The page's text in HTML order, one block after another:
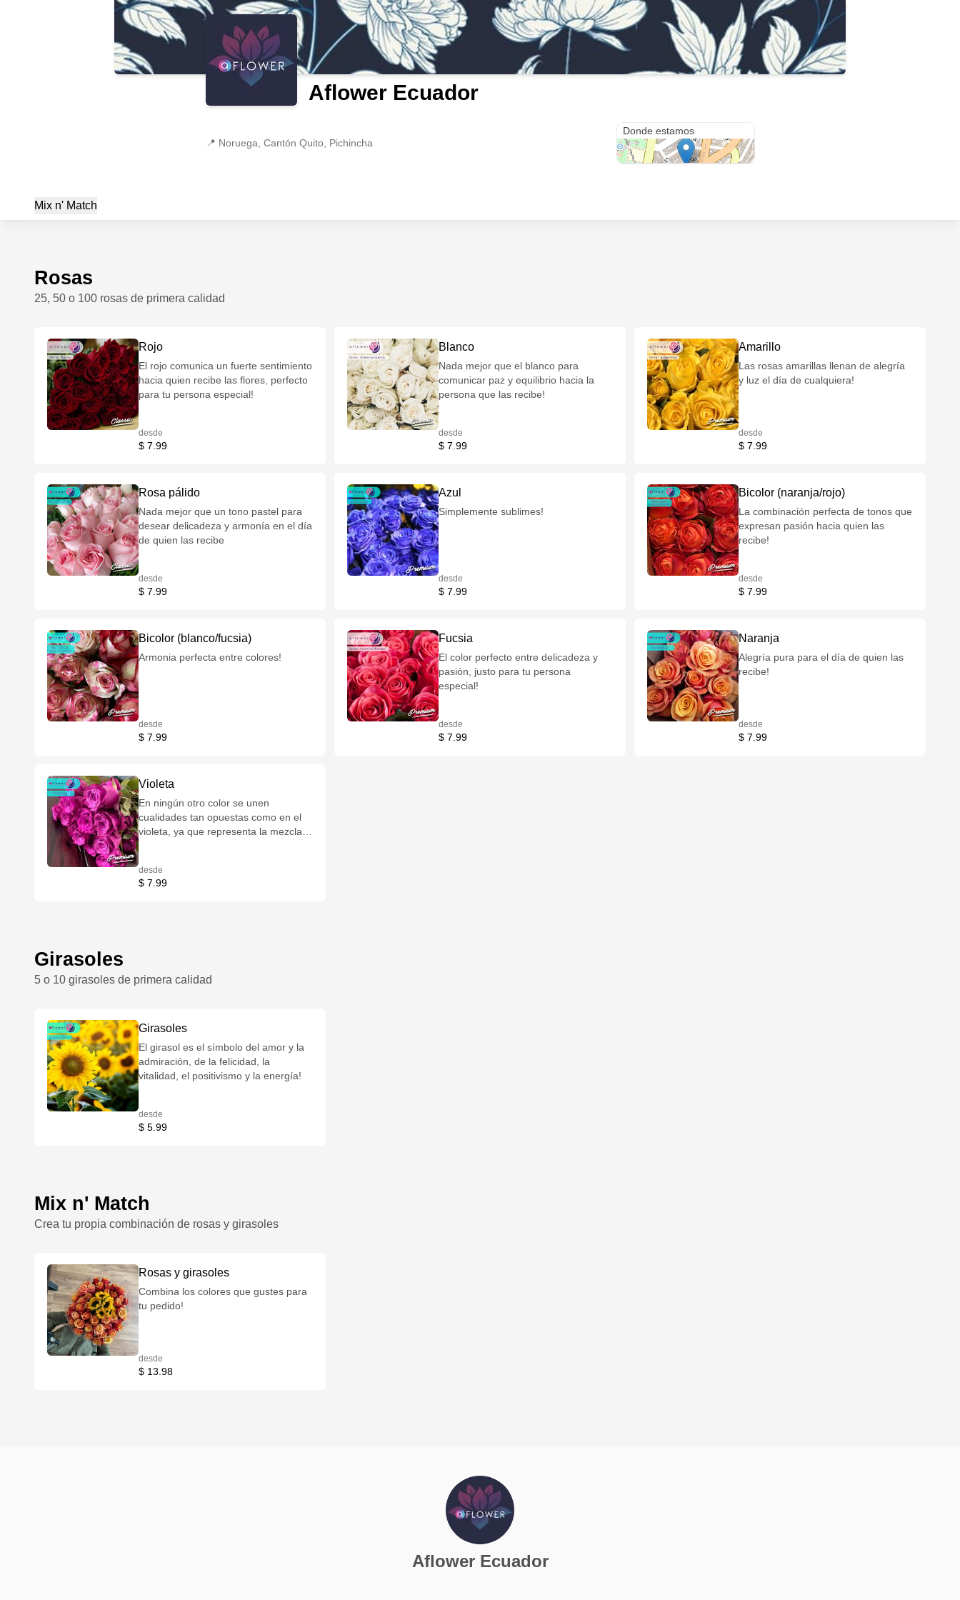
Aflower Ecuador
📍 Noruega, Cantón Quito, Pichincha
Donde estamos
Mix n' Match
Rosas
25, 50 o 100 rosas de primera calidad
Rojo
El rojo comunica un fuerte sentimiento
hacia quien recibe las flores, perfecto
para tu persona especial!
desde
$ 7.99
Blanco
Nada mejor que el blanco para
comunicar paz y equilibrio hacia la
persona que las recibe!
desde
$ 7.99
Amarillo
Las rosas amarillas llenan de alegría
y luz el día de cualquiera!
desde
$ 7.99
Rosa pálido
Nada mejor que un tono pastel para
desear delicadeza y armonía en el día
de quien las recibe
desde
$ 7.99
Azul
Simplemente sublimes!
desde
$ 7.99
Bicolor (naranja/rojo)
La combinación perfecta de tonos que
expresan pasión hacia quien las
recibe!
desde
$ 7.99
Bicolor (blanco/fucsia)
Armonia perfecta entre colores!
desde
$ 7.99
Fucsia
El color perfecto entre delicadeza y
pasión, justo para tu persona
especial!
desde
$ 7.99
Naranja
Alegría pura para el día de quien las
recibe!
desde
$ 7.99
Violeta
En ningún otro color se unen
cualidades tan opuestas como en el
violeta, ya que representa la mezcla
desde
$ 7.99
Girasoles
5 o 10 girasoles de primera calidad
Girasoles
El girasol es el símbolo del amor y la
admiración, de la felicidad, la
vitalidad, el positivismo y la energía!
desde
$ 5.99
Mix n' Match
Crea tu propia combinación de rosas y girasoles
Rosas y girasoles
Combina los colores que gustes para
tu pedido!
desde
$ 13.98
Aflower Ecuador